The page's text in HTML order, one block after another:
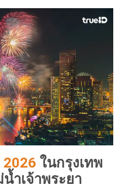
ในกรุงเทพ
ำเจ้าพระยา